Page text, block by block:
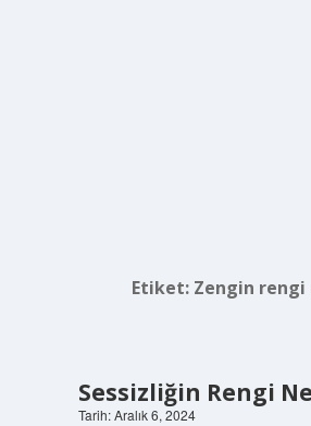
Etiket: Zengin rengi
Sessizliğin Rengi
Tarih: Aralık 6, 2024